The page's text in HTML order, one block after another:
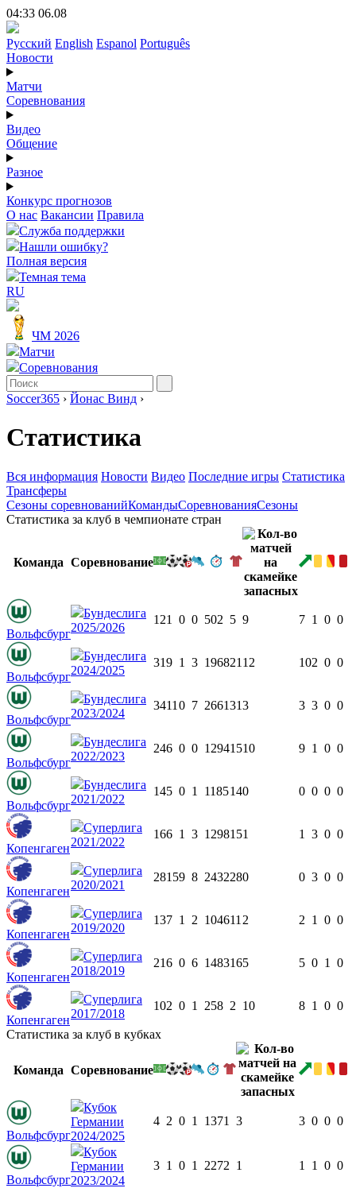
04:33 06.08
Русский English Espanol Português
Новости
Матчи
Соревнования
Видео
Общение
Разное
Конкурс прогнозов
О нас Вакансии Правила
Служба поддержки
Нашли ошибку?
Полная версия
Темная тема
RU
ЧМ 2026
Матчи
Соревнования
Soccer365 › Йонас Винд ›
Статистика
Вся информация Новости Видео Последние игры Статистика
Трансферы
Сезоны соревнованийКомандыСоревнованияСезоны
Статистика за клуб в чемпионате стран
Команда Соревнование
Вольфсбург
Бундеслига
2025/2026
121 0 0 502 5 9 7 1 0 0
Вольфсбург
Бундеслига
2024/2025
319 1 3 196821 12 102 0 0
Вольфсбург
Бундеслига
2023/2024
3411 0 7 2661313 3 3 0 0
Вольфсбург
Бундеслига
2022/2023
246 0 0 12941510 9 1 0 0
Вольфсбург
Бундеслига
2021/2022
145 0 1 1185140 0 0 0 0
Копенгаген
Суперлига
2021/2022
166 1 3 1298151 1 3 0 0
Копенгаген
Суперлига
2020/2021
28159 8 2432280 0 3 0 0
Копенгаген
Суперлига
2019/2020
137 1 2 104611 2 2 1 0 0
Копенгаген
Суперлига
2018/2019
216 0 6 1483165 5 0 1 0
Копенгаген
Суперлига
2017/2018
102 0 1 258 2 10 8 1 0 0
Статистика за клуб в кубках
Команда Соревнование
Вольфсбург
Кубок
Германии
2024/2025
4 2 0 1 1371 3 3 0 0 0
Вольфсбург
Кубок
Германии
2023/2024
3 1 0 1 2272 1 1 1 0 0